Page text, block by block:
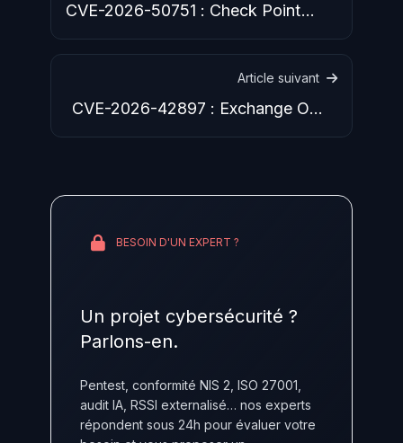
CVE-2026-50751 : Check Point
VPN exploité par Qilin, CVSS 9.3
Article suivant
CVE-2026-42897 : Exchange OWA
patché après un mois d'exploitation
BESOIN D'UN EXPERT ?
Un projet cybersécurité ?
Parlons-en.
Pentest, conformité NIS 2, ISO 27001,
audit IA, RSSI externalisé… nos experts
répondent sous 24h pour évaluer votre